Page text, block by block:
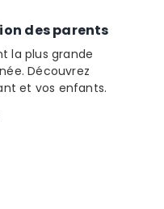
des parents
la plus grande
Découvrez
et vos enfants.